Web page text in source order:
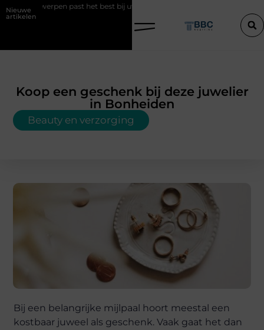
Nieuwe
artikelen
past het best bij uw situatie?
Koop een geschenk bij deze juwelier
in Bonheiden
Beauty en verzorging
Bij een belangrijke mijlpaal hoort meestal een
kostbaar juweel als geschenk. Vaak gaat het dan